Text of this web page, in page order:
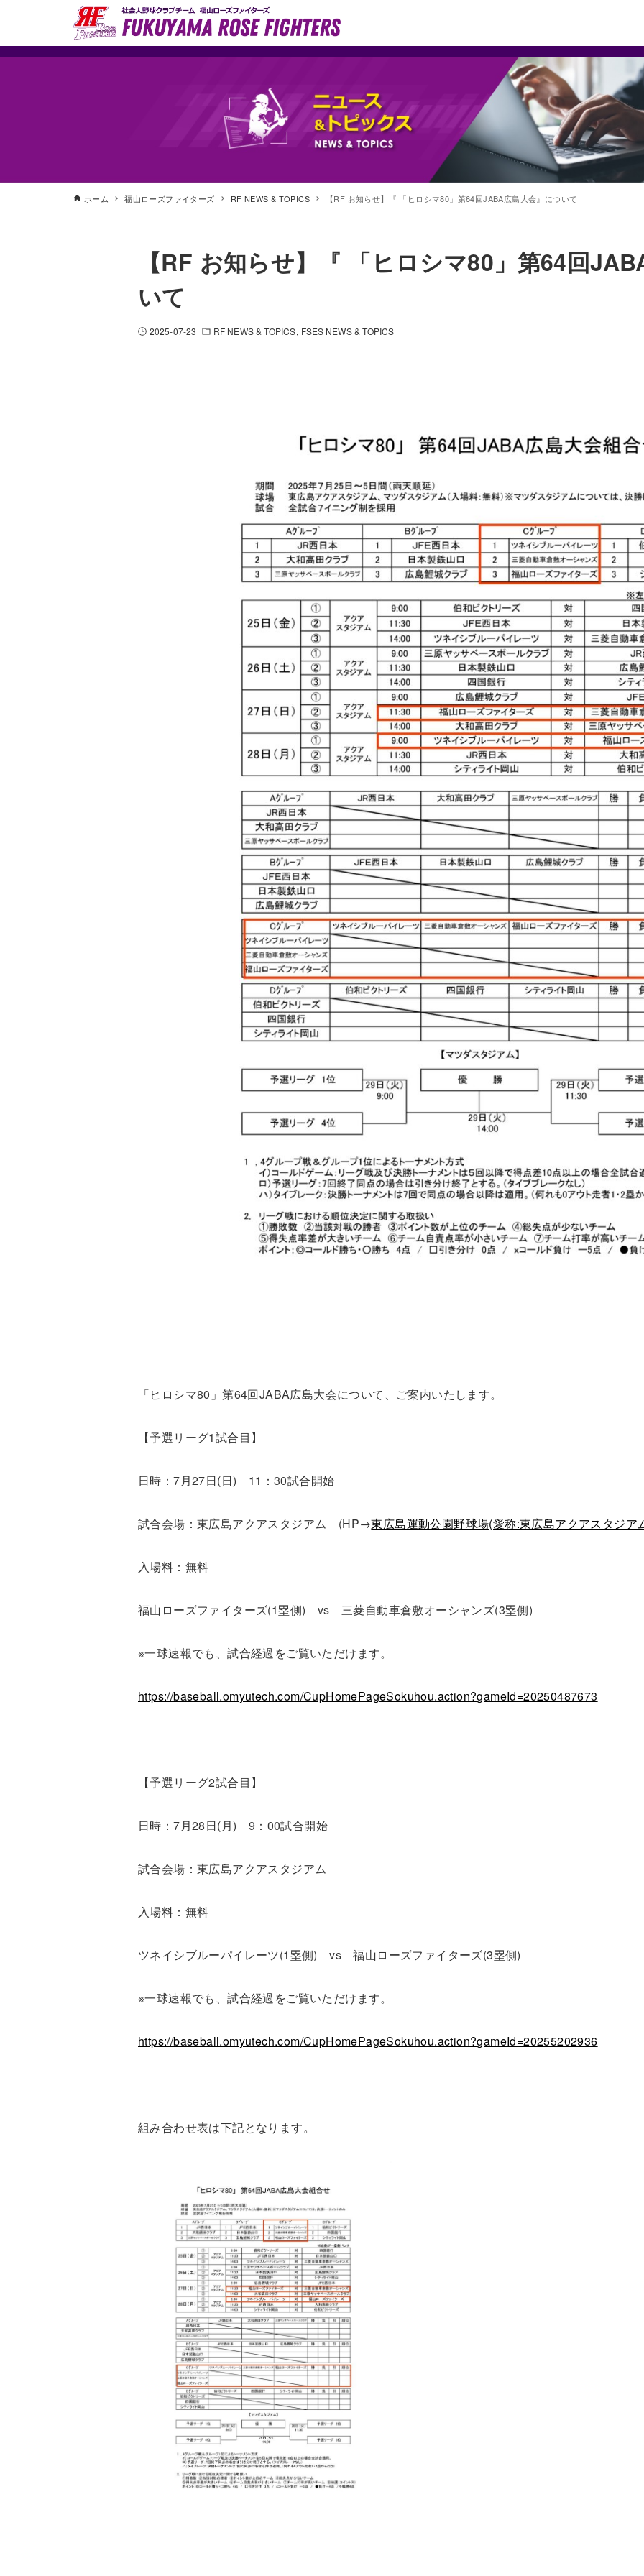
ホーム 福山ローズファイターズ RF NEWS & TOPICS 【RF お知らせ】『 「ヒロシマ80」第64回JABA広島大会』について
【RF お知らせ】『 「ヒロシマ80」第64回
いて
2025-07-23 RF NEWS & TOPICS FSES NEWS & TOPICS
「ヒロシマ80」第64回JABA広島大会について、ご案内いたします。
【予選リーグ1試合目】
日時：7月27日(日) 11 ：30試合開始
試合会場：東広島アクアスタジアム (HP→東広島運動公園野球場(愛称:東広島アクアスタジア
入場料：無料
福山ローズファイターズ(1塁側) vs 三菱自動車倉敷オーシャンズ(3塁側)
※一球速報でも、試合経過をご覧いただけます。
https://baseball.omyutech.com/CupHomePageSokuhou.action?gameId=20250487673
【予選リーグ2試合目】
日時：7月28日(月) 9 ： 00試合開始
試合会場：東広島アクアスタジアム
入場料：無料
ツネイシブルーパイレーツ(1塁側) vs 福山ローズファイターズ(3塁側)
※一球速報でも、試合経過をご覧いただけます。
https://baseball.omyutech.com/CupHomePageSokuhou.action?gameId=20255202936
組み合わせ表は下記となります。